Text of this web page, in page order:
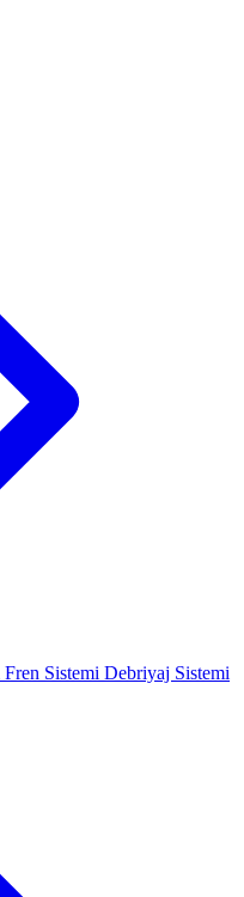
Fren Sistemi Debriyaj Sistemi